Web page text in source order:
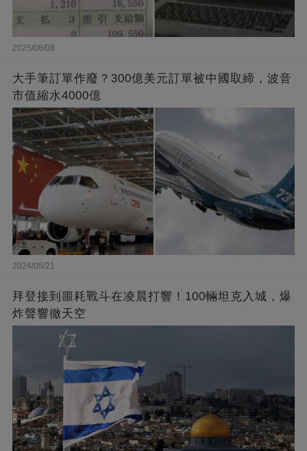
2025/08/08
大手筆訂單作廢？300億美元訂單被中國取締，波音
市值縮水4000億
2024/05/21
拜登接到噩耗戰斗在凌晨打響！100輛坦克入城，爆
炸聲響徹天空